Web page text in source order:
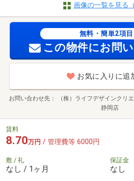
画像の一覧を見る
無料・簡単2項目
この物件にお問
お気に入りに追
お問い合わせ先
（株）ライフデザインクリ
静岡店
賃料
8.70万円 / 管理費等 6000円
敷 / 礼
なし / 1ヶ月
保証金
なし